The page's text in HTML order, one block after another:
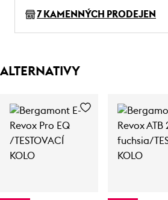
7 KAMENNÝCH PRODEJEN
ALTERNATIVY